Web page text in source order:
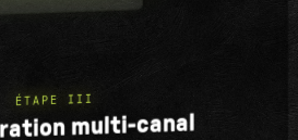
ÉTAPE III
multi-canal